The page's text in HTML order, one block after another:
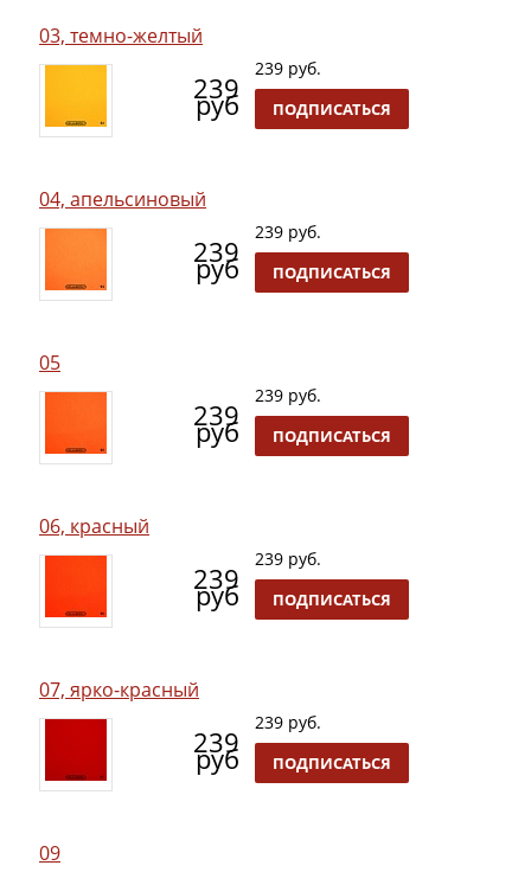
03, темно-желтый
239
руб
239 руб.
ПОДПИСАТЬСЯ
04, апельсиновый
239
руб
239 руб.
ПОДПИСАТЬСЯ
05
239
руб
239 руб.
ПОДПИСАТЬСЯ
06, красный
239
руб
239 руб.
ПОДПИСАТЬСЯ
07, ярко-красный
239
руб
239 руб.
ПОДПИСАТЬСЯ
09